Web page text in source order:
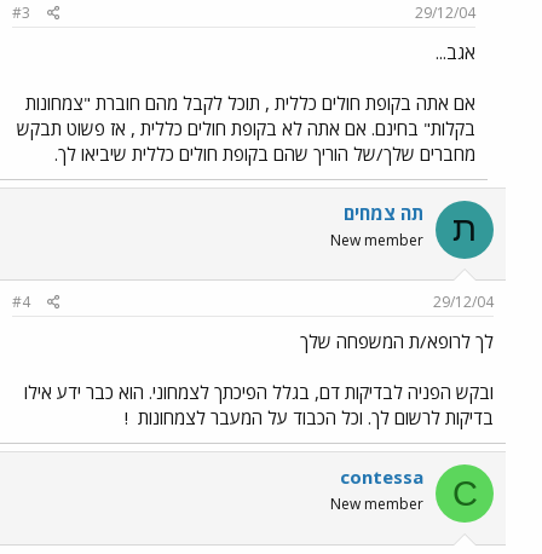
29/12/04
#3
אגב...
אם אתה בקופת חולים כללית , תוכל לקבל מהם חוברת "צמחונות
בקלות" בחינם. אם אתה לא בקופת חולים כללית , אז פשוט תבקש
מחברים שלך/של הוריך שהם בקופת חולים כללית שיביאו לך.
ת תה צמחים
New member
29/12/04
#4
לך לרופא/ת המשפחה שלך
ובקש הפניה לבדיקות דם, בגלל הפיכתך לצמחוני. הוא כבר ידע אילו
בדיקות לרשום לך. וכל הכבוד על המעבר לצמחונות !
C
contessa
New member